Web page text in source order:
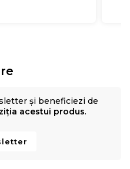
și beneficiezi de
acestui produs.